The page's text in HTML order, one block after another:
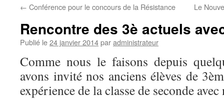
← Conférence pour le concours de la Résistance Le
Rencontre des 3è actuels
Publié le24 janvier 2014paradministrateur
Comme nous le faisons depuis
avons invité nos anciens élèves de
expérience de la classe de seconde